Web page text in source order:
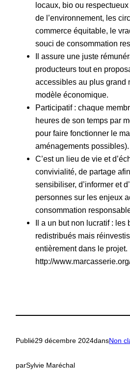
locaux, bio ou respectueux
de l’environnement, les
commerce équitable, le
souci de consommation
Il assure une juste
producteurs tout en
accessibles au plus grand
modèle économique.
Participatif : chaque
heures de son temps par
pour faire fonctionner le
aménagements possibles).
C’est un lieu de vie et
convivialité, de partage
sensibiliser, d’informer et
personnes sur les enjeux
consommation
Il a un but non lucratif : les
redistribués mais réinvestis
entièrement dans le projet.
http://
Publié29 décembre 2024dansNon
parSylvie Maréchal